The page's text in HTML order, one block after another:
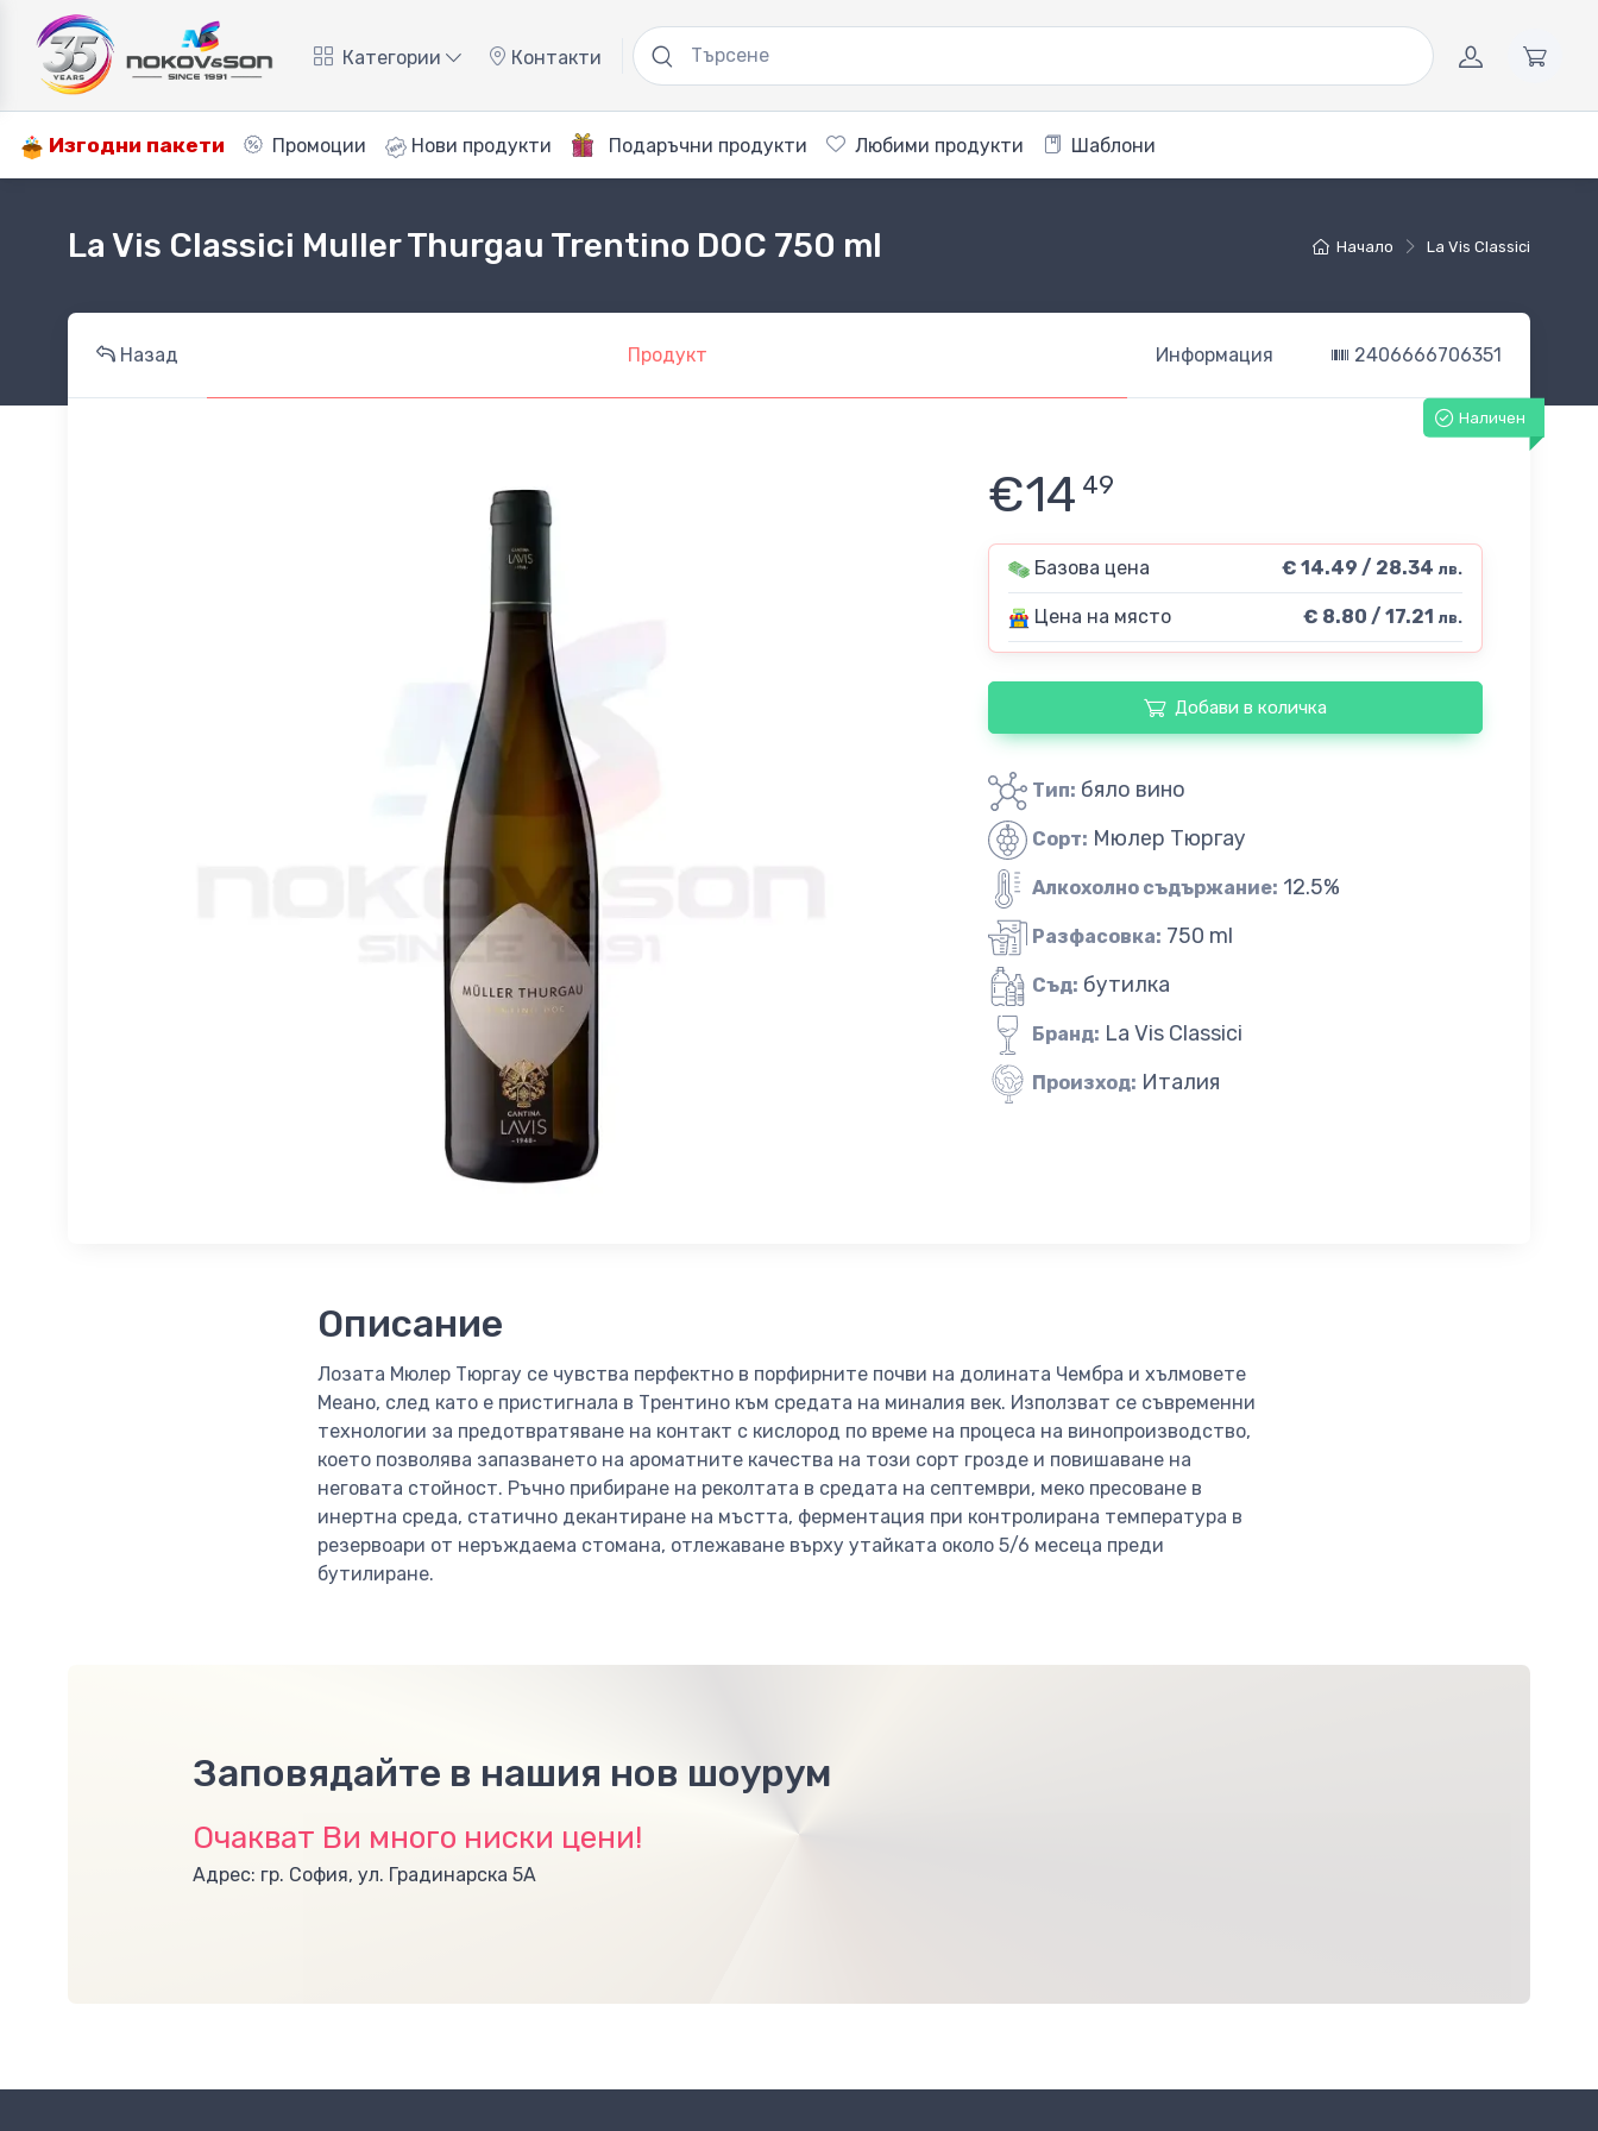
Категории Контакти
Изгодни пакети Промоции Нови продукти Подаръчни продукти Любими продукти Шаблони
Начало La Vis Classici
La Vis Classici Muller Thurgau Trentino DOC 750 ml
Назад Продукт Информация 2406666706351
Наличен
€14 49
Базова цена € 14.49 / 28.34 лв.
Цена на място € 8.80 / 17.21 лв.
Добави в количка
Тип: бяло вино
Сорт: Мюлер Тюргау
Алкохолно съдържание: 12.5%
Разфасовка: 750 ml
Съд: бутилка
Бранд: La Vis Classici
Произход: Италия
Описание
Лозата Мюлер Тюргау се чувства перфектно в порфирните почви на долината Чембра и хълмовете
Меано, след като е пристигнала в Трентино към средата на миналия век. Използват се съвременни
технологии за предотвратяване на контакт с кислород по време на процеса на винопроизводство,
което позволява запазването на ароматните качества на този сорт грозде и повишаване на
неговата стойност. Ръчно прибиране на реколтата в средата на септември, меко пресоване в
инертна среда, статично декантиране на мъстта, ферментация при контролирана температура в
резервоари от неръждаема стомана, отлежаване върху утайката около 5/6 месеца преди
бутилиране.
Заповядайте в нашия нов шоурум
Очакват Ви много ниски цени!
Адрес: гр. София, ул. Градинарска 5А